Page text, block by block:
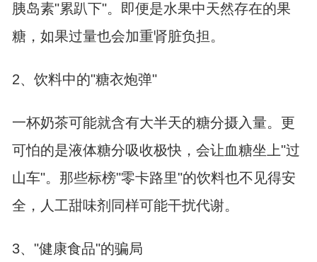
胰岛素"累趴下"。即便是水果中天然存在的果
糖，如果过量也会加重肾脏负担。
2、饮料中的"糖衣炮弹"
一杯奶茶可能就含有大半天的糖分摄入量。更
可怕的是液体糖分吸收极快，会让血糖坐上"过
山车"。那些标榜"零卡路里"的饮料也不见得安
全，人工甜味剂同样可能干扰代谢。
3、"健康食品"的骗局